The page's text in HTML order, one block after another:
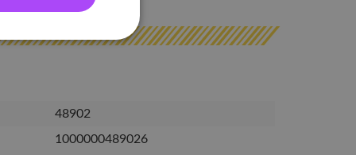
48902
1000000489026